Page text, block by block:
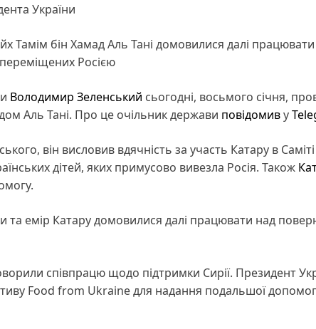
України
Тамім бін Хамад Аль Тані домовилися далі
Росією
Володимир Зеленський сьогодні, восьмого січня,
Аль Тані. Про це очільник держави повідомиву
він висловив вдячність за участь Катару в
дітей, яких примусово вивезла Росія. Також
та емір Катару домовилися далі працювати над
співпрацю щодо підтримки Сирії. Президент
Food from Ukraine для надання подальшої